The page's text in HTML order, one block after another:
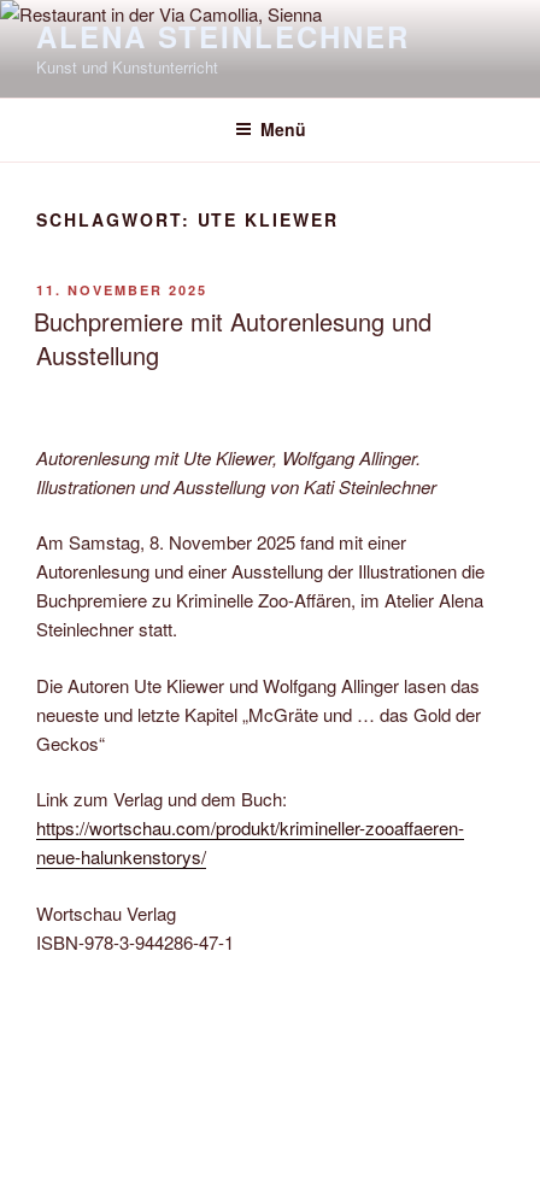
Zum
Inhalt
springen
ALENA STEINLECHNER
Kunst und Kunstunterricht
Menü
SCHLAGWORT: UTE KLIEWER
VERÖFFENTLICHT
AM
11. NOVEMBER 2025
Buchpremiere mit Autorenlesung und
Ausstellung
Autorenlesung mit Ute Kliewer, Wolfgang Allinger.
Illustrationen und Ausstellung von Kati Steinlechner
Am Samstag, 8. November 2025 fand mit einer
Autorenlesung und einer Ausstellung der Illustrationen die
Buchpremiere zu Kriminelle Zoo-Affären, im Atelier Alena
Steinlechner statt.
Die Autoren Ute Kliewer und Wolfgang Allinger lasen das
neueste und letzte Kapitel „McGräte und … das Gold der
Geckos“
Link zum Verlag und dem Buch:
https://wortschau.com/produkt/krimineller-zooaffaeren-
neue-halunkenstorys/
Wortschau Verlag
ISBN-978-3-944286-47-1